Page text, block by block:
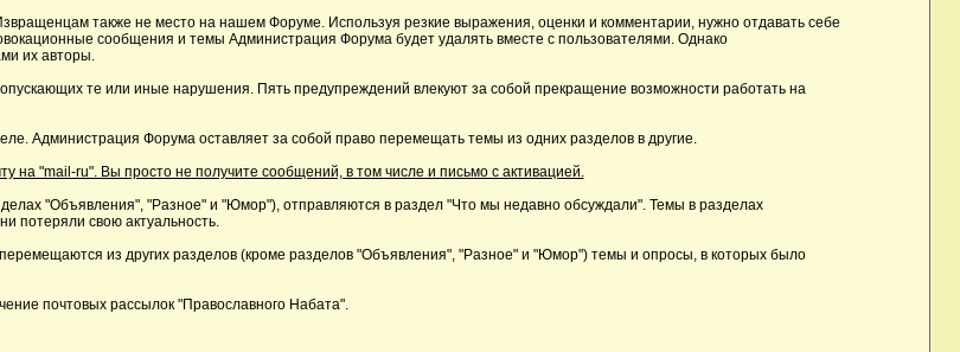
также не место на нашем Форуме. Используя резкие выражения, оценки и комментарии, нужно отдавать себе
сообщения и темы Администрация Форума будет удалять вместе с пользователями. Однако
их авторы.
те или иные нарушения. Пять предупреждений влекуют за собой прекращение возможности работать на
Администрация Форума оставляет за собой право перемещать темы из одних разделов в другие.
на "mail-ru". Вы просто не получите сообщений, в том числе и письмо с активацией.
"Объявления", "Разное" и "Юмор"), отправляются в раздел "Что мы недавно обсуждали". Темы в разделах
потеряли свою актуальность.
из других разделов (кроме разделов "Объявления", "Разное" и "Юмор") темы и опросы, в которых было
почтовых рассылок "Православного Набата".